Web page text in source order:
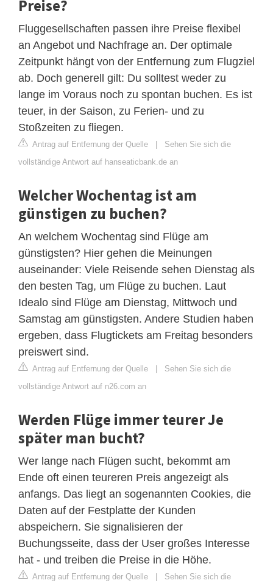
Preise?
Fluggesellschaften passen ihre Preise flexibel
an Angebot und Nachfrage an. Der optimale
Zeitpunkt hängt von der Entfernung zum Flugziel
ab. Doch generell gilt: Du solltest weder zu
lange im Voraus noch zu spontan buchen. Es ist
teuer, in der Saison, zu Ferien- und zu
Stoßzeiten zu fliegen.
Antrag auf Entfernung der Quelle | Sehen Sie sich die
vollständige Antwort auf hanseaticbank.de an
Welcher Wochentag ist am
günstigen zu buchen?
An welchem Wochentag sind Flüge am
günstigsten? Hier gehen die Meinungen
auseinander: Viele Reisende sehen Dienstag als
den besten Tag, um Flüge zu buchen. Laut
Idealo sind Flüge am Dienstag, Mittwoch und
Samstag am günstigsten. Andere Studien haben
ergeben, dass Flugtickets am Freitag besonders
preiswert sind.
Antrag auf Entfernung der Quelle | Sehen Sie sich die
vollständige Antwort auf n26.com an
Werden Flüge immer teurer Je
später man bucht?
Wer lange nach Flügen sucht, bekommt am
Ende oft einen teureren Preis angezeigt als
anfangs. Das liegt an sogenannten Cookies, die
Daten auf der Festplatte der Kunden
abspeichern. Sie signalisieren der
Buchungsseite, dass der User großes Interesse
hat - und treiben die Preise in die Höhe.
Antrag auf Entfernung der Quelle | Sehen Sie sich die